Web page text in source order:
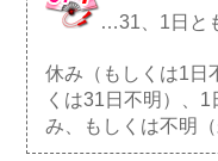
…31、1日と
休み（もしくは1日
くは31日不明）、
み、もしくは不明（